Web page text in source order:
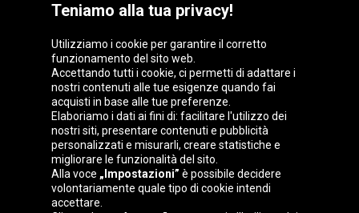
Gruppo Oponeo
Belgique
Česká
republika
Deutschland Éire
España
Teniamo alla tua privacy!
Utilizziamo i cookie per garantire il corretto
funzionamento del sito web.
Accettando tutti i cookie, ci permetti di adattare i
nostri contenuti alle tue esigenze quando fai
acquisti in base alle tue preferenze.
Elaboriamo i dati ai fini di: facilitare l'utilizzo dei
nostri siti, presentare contenuti e pubblicità
personalizzati e misurarli, creare statistiche e
migliorare le funzionalità del sito.
Alla voce „Impostazioni” è possibile decidere
volontariamente quale tipo di cookie intendi
accettare.